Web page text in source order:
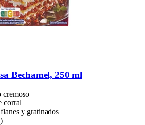
Bechamel, 250 ml
cremoso
corral
y gratinados